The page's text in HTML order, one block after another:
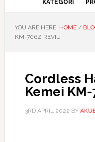
KATEGORI
YOU ARE HERE: HOME /
KM-706Z REVIU
Cordless
Kemei
3RD APRIL 2022 BY